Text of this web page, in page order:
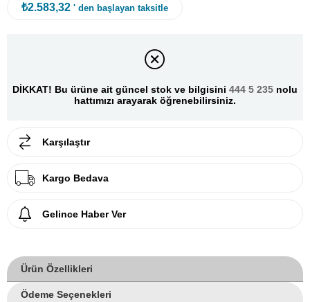
₺2.583,32 ' den başlayan taksitle
DİKKAT! Bu ürüne ait güncel stok ve bilgisini 444 5 235 nolu
hattımızı arayarak öğrenebilirsiniz.
Karşılaştır
Kargo Bedava
Gelince Haber Ver
Ürün Özellikleri
Ödeme Seçenekleri